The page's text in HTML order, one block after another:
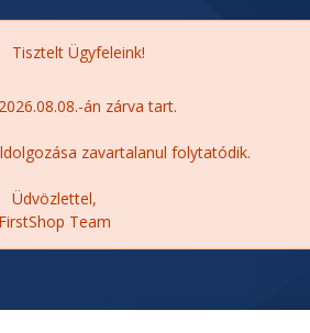
Tisztelt Ügyfeleink!
án zárva tart.
zavartalanul folytatódik.
Üdvözlettel,
FirstShop Team